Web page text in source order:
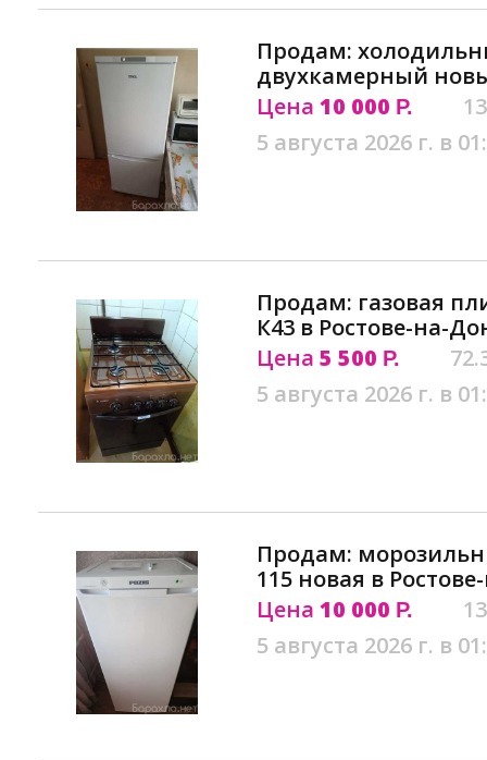
Продам:
двухкамерный
Цена 10 000 Р.
5 августа 2026 г. в
Продам: газовая
К43 в Ростове-на-
Цена 5 500 Р.
5 августа 2026 г. в
Продам:
115 новая в
Цена 10 000 Р.
5 августа 2026 г. в